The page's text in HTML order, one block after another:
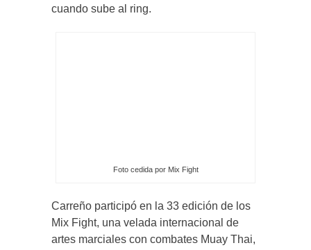
cuando sube al ring.
Foto cedida por Mix Fight
Carreño participó en la 33 edición de los
Mix Fight, una velada internacional de
artes marciales con combates Muay Thai,